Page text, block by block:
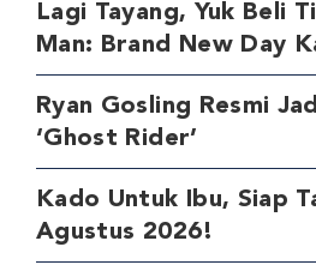
Lagi Tayang, Yuk Beli
Man: Brand New Day
Ryan Gosling Resmi
‘Ghost Rider’
Kado Untuk Ibu, Siap
Agustus 2026!